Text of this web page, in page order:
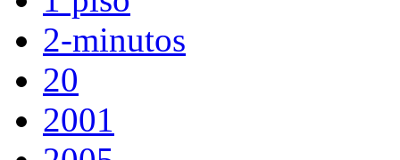
2-minutos
20
2001